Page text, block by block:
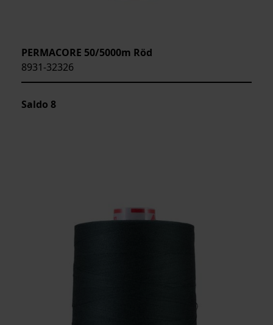
PERMACORE 50/5000m Röd
8931-32326
Saldo 8